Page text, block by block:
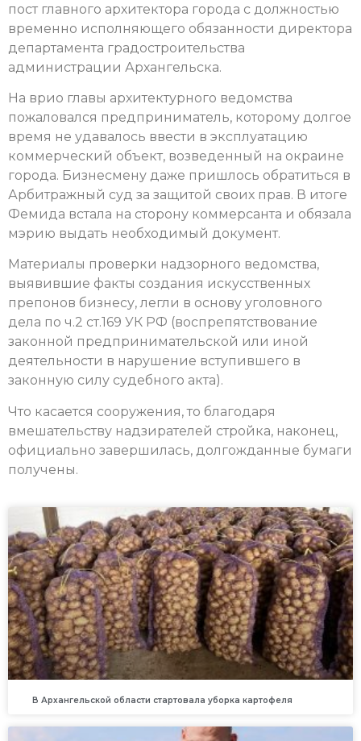
пост главного архитектора города с должностью
временно исполняющего обязанности директора
департамента градостроительства
администрации Архангельска.
На врио главы архитектурного ведомства
пожаловался предприниматель, которому долгое
время не удавалось ввести в эксплуатацию
коммерческий объект, возведенный на окраине
города. Бизнесмену даже пришлось обратиться в
Арбитражный суд за защитой своих прав. В итоге
Фемида встала на сторону коммерсанта и обязала
мэрию выдать необходимый документ.
Материалы проверки надзорного ведомства,
выявившие факты создания искусственных
препонов бизнесу, легли в основу уголовного
дела по ч.2 ст.169 УК РФ (воспрепятствование
законной предпринимательской или иной
деятельности в нарушение вступившего в
законную силу судебного акта).
Что касается сооружения, то благодаря
вмешательству надзирателей стройка, наконец,
официально завершилась, долгожданные бумаги
получены.
В Архангельской области стартовала уборка картофеля